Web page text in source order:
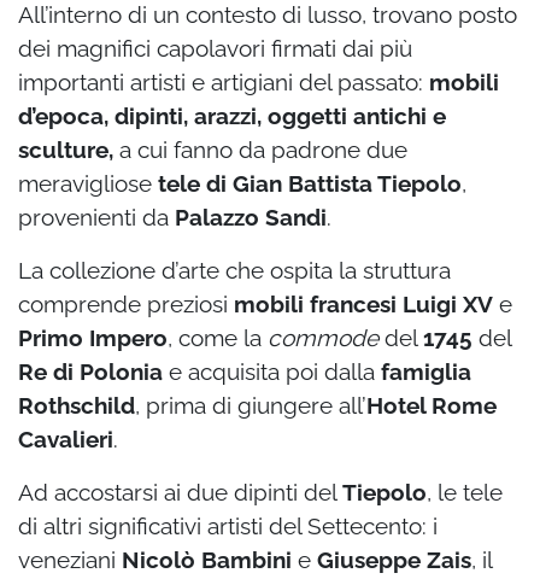
All’interno di un contesto di lusso, trovano posto
dei magnifici capolavori firmati dai più
importanti artisti e artigiani del passato: mobili
d’epoca, dipinti, arazzi, oggetti antichi e
sculture, a cui fanno da padrone due
meravigliose tele di Gian Battista Tiepolo,
provenienti da Palazzo Sandi.
La collezione d’arte che ospita la struttura
comprende preziosi mobili francesi Luigi XV e
Primo Impero, come la commodedel1745 del
Re di Polonia e acquisita poi dalla famiglia
Rothschild, prima di giungere all’Hotel Rome
Cavalieri.
Ad accostarsi ai due dipinti delTiepolo, le tele
di altri significativi artisti del Settecento: i
veneziani Nicolò Bambini e Giuseppe Zais, il